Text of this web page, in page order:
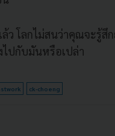
ว โลกไม่สนว่าคุณจะรู้
ปกับมันหรือเปล่า
ck-choeng